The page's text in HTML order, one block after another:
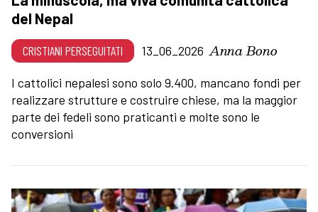
del Nepal
CRISTIANI PERSEGUITATI 13_06_2026 Anna Bono
I cattolici nepalesi sono solo 9.400, mancano fondi per
realizzare strutture e costruire chiese, ma la maggior
parte dei fedeli sono praticanti e molte sono le
conversioni